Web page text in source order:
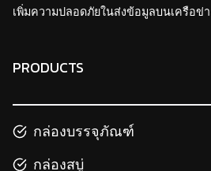
เพิ่มความปลอดภัยในส่งข้อมูลบนเครือข่
PRODUCTS
กล่องบรรจุภัณฑ์
กล่องสบู่